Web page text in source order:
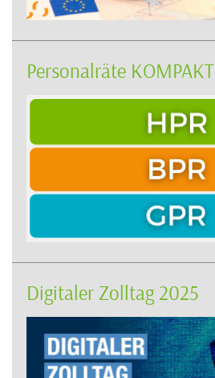
Personalräte KOMPAKT
Digitaler Zolltag 2025